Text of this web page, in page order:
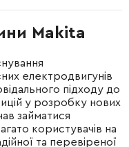
Makita
електродвигунів
підходу до
у розробку нових
займатися
користувачів на
та перевіреної